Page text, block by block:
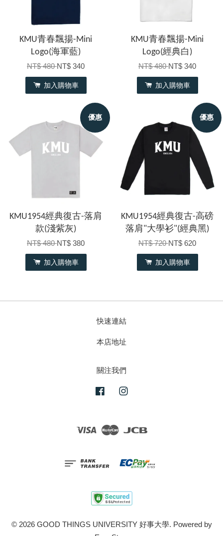
KMU青春飄揚-Mini
Logo(海軍藍)
NT$ 480NT$ 340
加入購物車
KMU青春飄揚-Mini
Logo(經典白)
NT$ 480NT$ 340
加入購物車
優惠
KMU1954經典復古-落肩
款(淺紫灰)
NT$ 480NT$ 380
加入購物車
優惠
KMU1954經典復古-高磅
落肩"大學衫"(經典黑)
NT$ 720NT$ 620
加入購物車
快速連結
本店地址
關注我們
Facebook
Visa Master
© 2026 GOOD THINGS UNIVERSITY 好事大學. Powered by